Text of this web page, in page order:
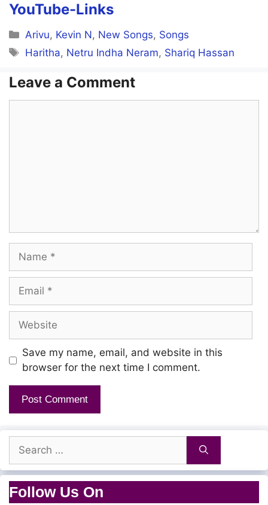
YouTube-Links
Categories
Arivu, Kevin N, New Songs, Songs
Tags
Haritha, Netru Indha Neram, Shariq Hassan
Leave a Comment
Name
Email
Website
Save my name, email, and website in this
browser for the next time I comment.
Search
for:
Follow Us On